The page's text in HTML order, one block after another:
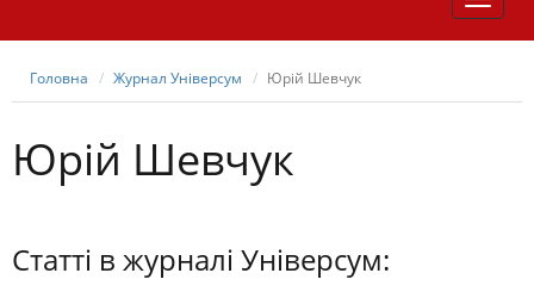
Головна Журнал Універсум Юрій Шевчук
Юрій Шевчук
Статті в журналі Універсум: